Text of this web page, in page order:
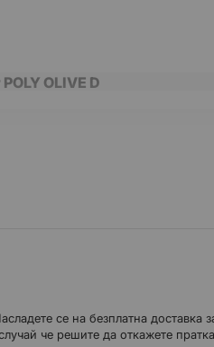
OLIVE D
по-добър комфорт
се на безплатна доставка
че решите да откажете